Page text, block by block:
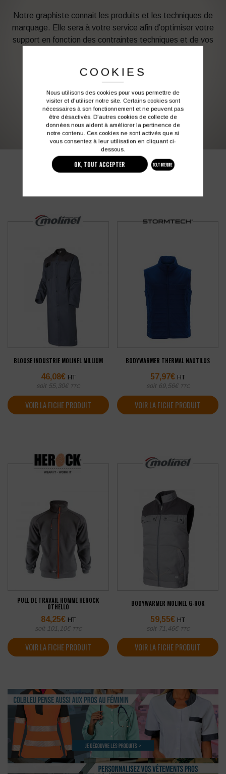
Notre graphiste connait les produits et les techniques de
marquage. Elle sera à votre service afin d’optimiser votre
support en fonction des contraintes techniques et de vos
Vous souhaitez avoir plus d’informations ?
03 27 28 87 86 contact@colbleu.fr
PRODUITS SIMILAIRES
BLOUSE INDUSTRIE MOLINEL MILLIUM
46,08€ HT
soit 55,30€ TTC
VOIR LA FICHE PRODUIT
BODYWARMER THERMAL NAUTILUS
57,97€ HT
soit 69,56€ TTC
VOIR LA FICHE PRODUIT
PULL DE TRAVAIL HOMME HEROCK
OTHELLO
84,25€ HT
soit 101,10€ TTC
VOIR LA FICHE PRODUIT
BODYWARMER MOLINEL G-ROK
59,55€ HT
soit 71,46€ TTC
VOIR LA FICHE PRODUIT
COOKIES
Nous utilisons des cookies pour vous permettre de
visiter et d'utiliser notre site. Certains cookies sont
nécessaires à son fonctionnement et ne peuvent pas
être désactivés. D'autres cookies de collecte de
données nous aident à améliorer la pertinence de
notre contenu. Ces cookies ne sont activés que si
vous consentez à leur utilisation en cliquant ci-
dessous.
OK, TOUT ACCEPTER TOUT INTERDIRE